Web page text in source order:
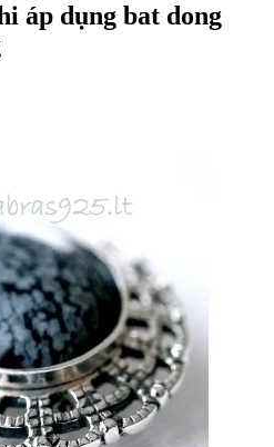
áp dụng bat dong